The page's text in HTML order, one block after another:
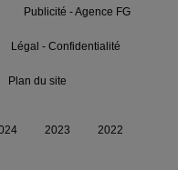
Publicité - Agence FG
Légal - Confidentialité
Plan du site
2023 2022